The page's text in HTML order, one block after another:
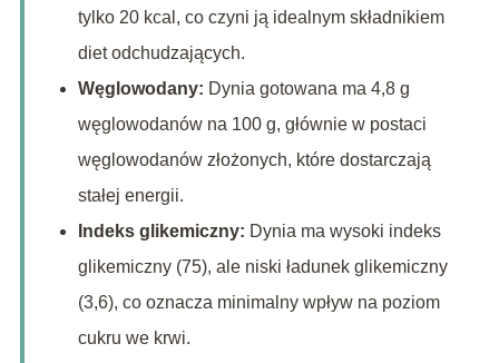
tylko 20 kcal, co czyni ją idealnym składnikiem
diet odchudzających.
Węglowodany: Dynia gotowana ma 4,8 g
węglowodanów na 100 g, głównie w postaci
węglowodanów złożonych, które dostarczają
stałej energii.
Indeks glikemiczny: Dynia ma wysoki indeks
glikemiczny (75), ale niski ładunek glikemiczny
(3,6), co oznacza minimalny wpływ na poziom
cukru we krwi.